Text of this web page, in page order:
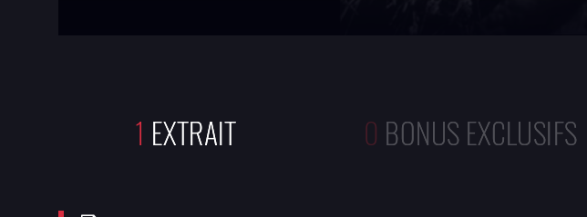
1 EXTRAIT 0 BONUS EXCLUSIFS